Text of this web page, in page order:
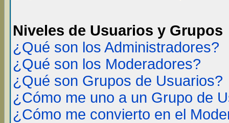
Niveles de Usuarios y Grupos
¿Qué son los Administradores?
¿Qué son los Moderadores?
¿Qué son Grupos de Usuarios?
¿Cómo me uno a un Grupo de
¿Cómo me convierto en el